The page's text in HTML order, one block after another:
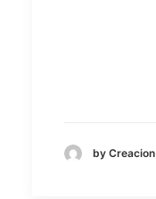
by Creacion